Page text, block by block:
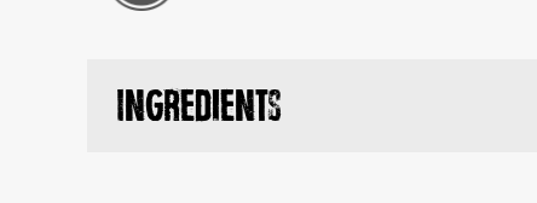
Ingredients